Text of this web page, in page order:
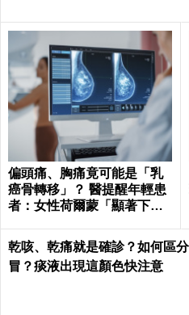
偏頭痛、胸痛竟可能是「乳
癌骨轉移」？ 醫提醒年輕患
者：女性荷爾蒙「顯著下
乾咳、乾痛就是確診？如何區
冒？痰液出現這顏色快注意